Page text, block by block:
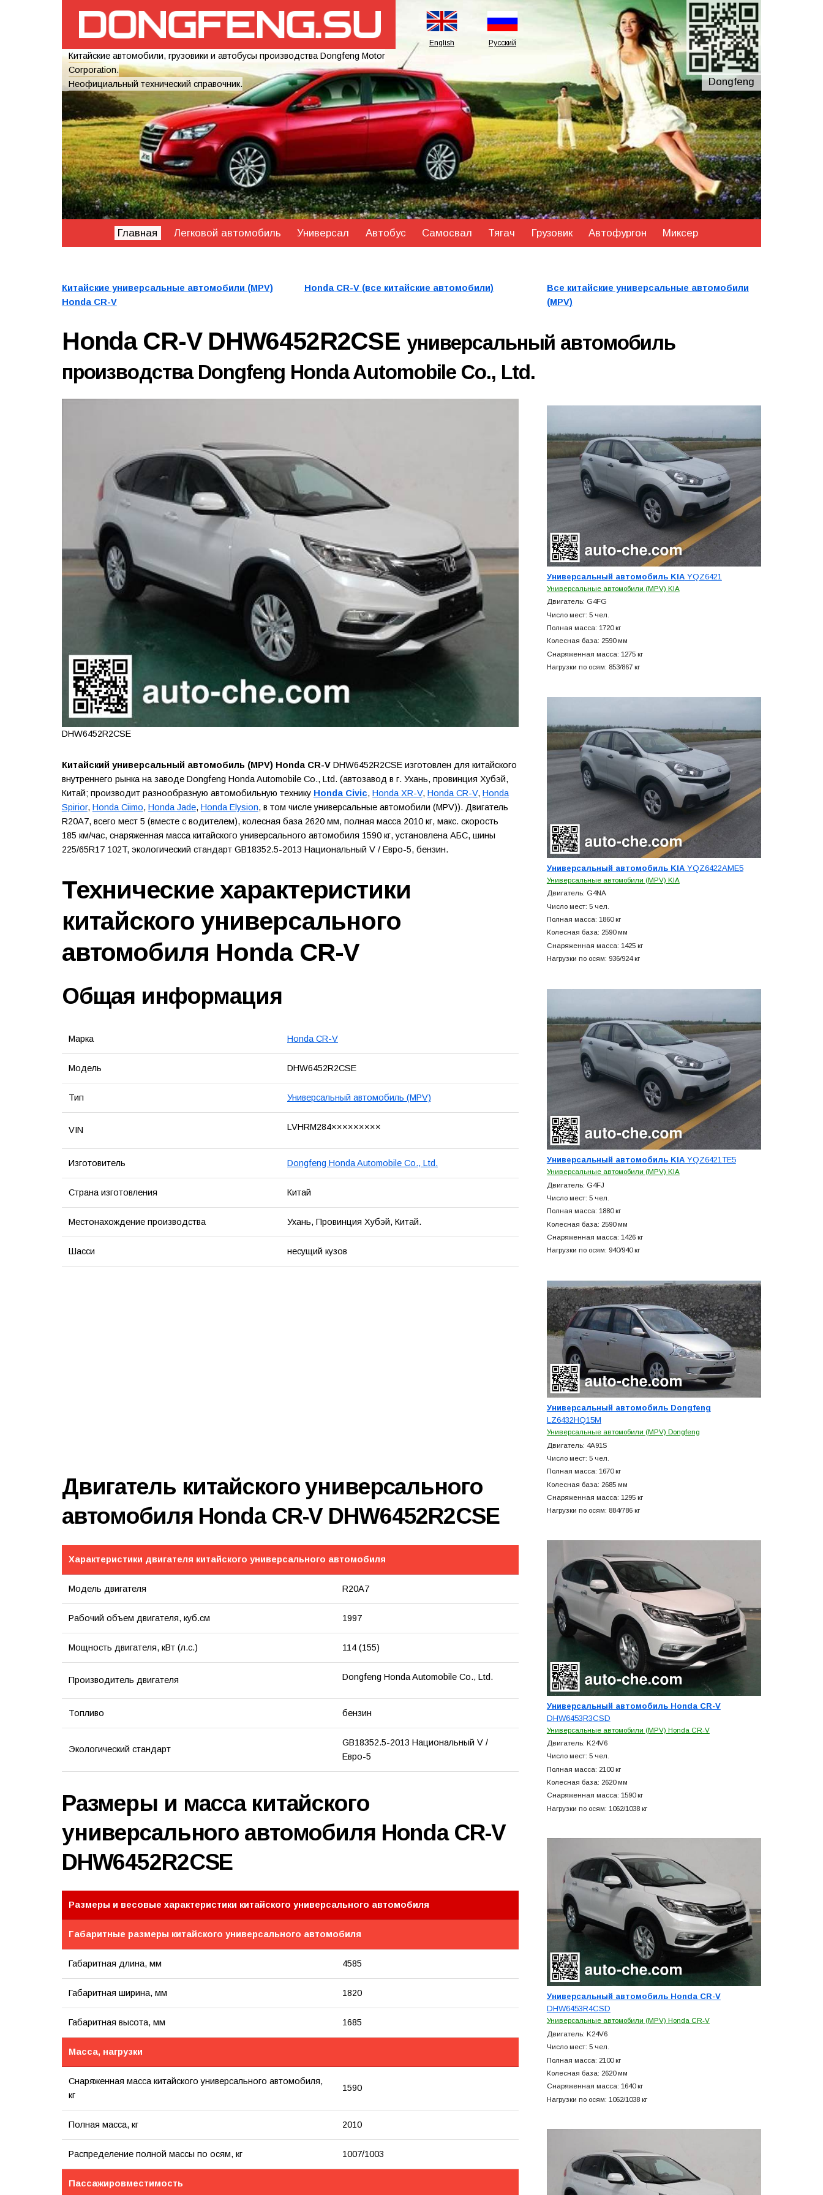
Китайские автомобили, грузовики и автобусы производства Dongfeng Motor
Corporation.
Неофициальный технический справочник.
English Русский
Dongfeng
Главная Легковой автомобиль Универсал Автобус Самосвал Тягач Грузовик Автофургон Миксер
Китайские универсальные автомобили (MPV)
Honda CR-V
Honda CR-V (все китайские автомобили)
Все китайские универсальные автомобили
(MPV)
Honda CR-V DHW6452R2CSE универсальный автомобиль
производства Dongfeng Honda Automobile Co., Ltd.
DHW6452R2CSE
Китайский универсальный автомобиль (MPV) Honda CR-VDHW6452R2CSE изготовлен для китайского
внутреннего рынка на заводе Dongfeng Honda Automobile Co., Ltd. (автозавод в г. Ухань, провинция Хубэй,
Китай; производит разнообразную автомобильную технику Honda Civic, Honda XR-V, Honda CR-V, Honda
Spirior, Honda Ciimo, Honda Jade, Honda Elysion, в том числе универсальные автомобили (MPV)). Двигатель
R20A7, всего мест 5 (вместе с водителем), колесная база 2620 мм, полная масса 2010 кг, макс. скорость
185 км/час, снаряженная масса китайского универсального автомобиля 1590 кг, установлена АБС, шины
225/65R17 102T, экологический стандарт GB18352.5-2013 Национальный V / Евро-5, бензин.
Технические характеристики
китайского универсального
автомобиля Honda CR-V
Общая информация
Марка Honda CR-V
Модель DHW6452R2CSE
Тип Универсальный автомобиль (MPV)
VIN LVHRM284×××××××××
Изготовитель Dongfeng Honda Automobile Co., Ltd.
Страна изготовления Китай
Местонахождение производства Ухань, Провинция Хубэй, Китай.
Шасси несущий кузов
Двигатель китайского универсального
автомобиля Honda CR-V DHW6452R2CSE
Характеристики двигателя китайского универсального автомобиля
Модель двигателя R20A7
Рабочий объем двигателя, куб.см 1997
Мощность двигателя, кВт (л.с.) 114 (155)
Производитель двигателя Dongfeng Honda Automobile Co., Ltd.
Топливо бензин
Экологический стандарт
GB18352.5-2013 Национальный V /
Евро-5
Размеры и масса китайского
универсального автомобиля Honda CR-V
DHW6452R2CSE
Размеры и весовые характеристики китайского универсального автомобиля
Габаритные размеры китайского универсального автомобиля
Габаритная длина, мм 4585
Габаритная ширина, мм 1820
Габаритная высота, мм 1685
Масса, нагрузки
Снаряженная масса китайского универсального автомобиля,
кг
1590
Полная масса, кг 2010
Распределение полной массы по осям, кг 1007/1003
Пассажировместимость
Универсальный автомобиль KIAYQZ6421
Универсальные автомобили (MPV) KIA
Двигатель: G4FG
Число мест: 5 чел.
Полная масса: 1720 кг
Колесная база: 2590 мм
Снаряженная масса: 1275 кг
Нагрузки по осям: 853/867 кг
Универсальный автомобиль KIAYQZ6422AME5
Универсальные автомобили (MPV) KIA
Двигатель: G4NA
Число мест: 5 чел.
Полная масса: 1860 кг
Колесная база: 2590 мм
Снаряженная масса: 1425 кг
Нагрузки по осям: 936/924 кг
Универсальный автомобиль KIAYQZ6421TE5
Универсальные автомобили (MPV) KIA
Двигатель: G4FJ
Число мест: 5 чел.
Полная масса: 1880 кг
Колесная база: 2590 мм
Снаряженная масса: 1426 кг
Нагрузки по осям: 940/940 кг
Универсальный автомобиль Dongfeng
LZ6432HQ15M
Универсальные автомобили (MPV) Dongfeng
Двигатель: 4A91S
Число мест: 5 чел.
Полная масса: 1670 кг
Колесная база: 2685 мм
Снаряженная масса: 1295 кг
Нагрузки по осям: 884/786 кг
Универсальный автомобиль Honda CR-V
DHW6453R3CSD
Универсальные автомобили (MPV) Honda CR-V
Двигатель: K24V6
Число мест: 5 чел.
Полная масса: 2100 кг
Колесная база: 2620 мм
Снаряженная масса: 1590 кг
Нагрузки по осям: 1062/1038 кг
Универсальный автомобиль Honda CR-V
DHW6453R4CSD
Универсальные автомобили (MPV) Honda CR-V
Двигатель: K24V6
Число мест: 5 чел.
Полная масса: 2100 кг
Колесная база: 2620 мм
Снаряженная масса: 1640 кг
Нагрузки по осям: 1062/1038 кг